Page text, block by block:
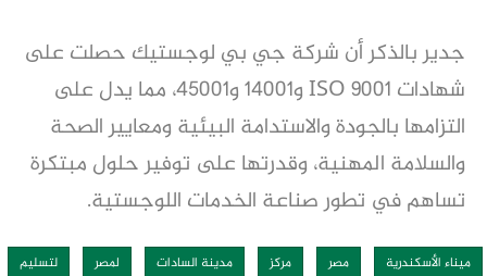
جدير بالذكر أن شركة جي بي لوجستيك حصلت على
شهادات ISO 9001 و14001 و45001، مما يدل على
التزامها بالجودة والاستدامة البيئية ومعايير الصحة
والسلامة المهنية، وقدرتها على توفير حلول مبتكرة
تساهم في تطور صناعة الخدمات اللوجستية.
ميناء الأسكندرية مصر مركز مدينة السادات لمصر
لتسليم